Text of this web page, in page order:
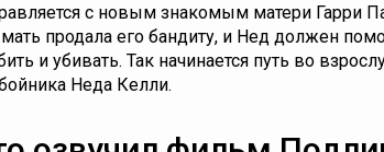
с новым знакомым матери Гарри
продала его бандиту, и Нед должен
и убивать. Так начинается путь во
Неда Келли.